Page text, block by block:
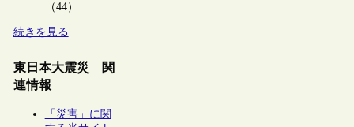
（44）
続きを見る
東日本大震災 関
連情報
「災害」に関